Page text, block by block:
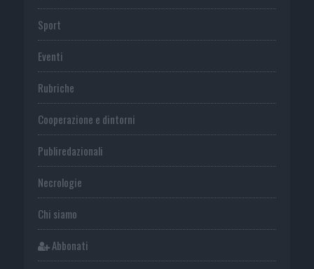
Sport
Eventi
Rubriche
Cooperazione e dintorni
Publiredazionali
Necrologie
Chi siamo
Abbonati